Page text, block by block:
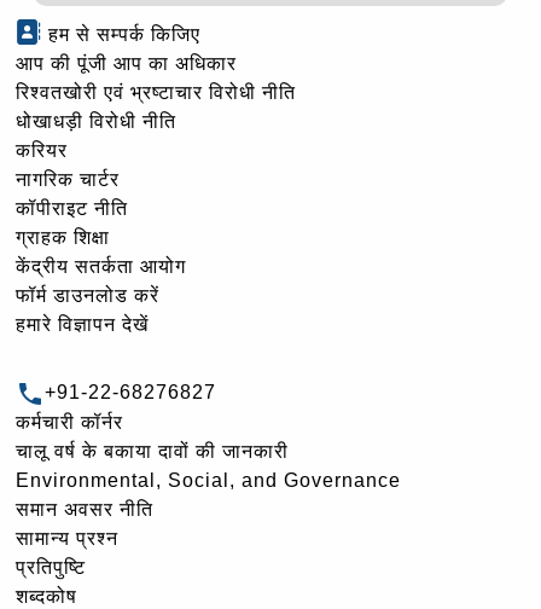
हम से सम्पर्क किजिए
आप की पूंजी आप का अधिकार
रिश्वतखोरी एवं भ्रष्टाचार विरोधी नीति
धोखाधड़ी विरोधी नीति
करियर
नागरिक चार्टर
कॉपीराइट नीति
ग्राहक शिक्षा
केंद्रीय सतर्कता आयोग
फॉर्म डाउनलोड करें
हमारे विज्ञापन देखें
+91-22-68276827
कर्मचारी कॉर्नर
चालू वर्ष के बकाया दावों की जानकारी
Environmental, Social, and Governance
समान अवसर नीति
सामान्य प्रश्न
प्रतिपुष्टि
शब्दकोष